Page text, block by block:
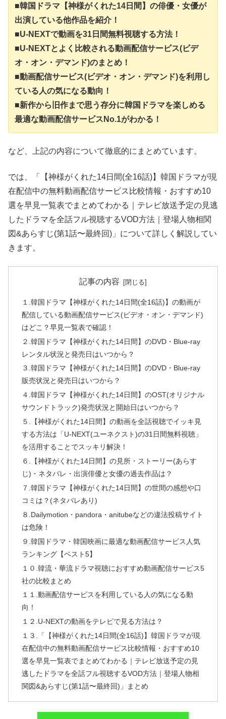
■韓国ドラマ【神様がくれた14日間】の俳優・女優が
出演している他作品を紹介！
■U-NEXTで動画を31日間無料視聴する方法！
■U-NEXTとよく比較される動画配信サービス(ビデ
オ・オン・デマンド)のまとめ！
■動画配信サービス(ビデオ・オン・デマンド)を利用し
ている人の気になる動向！
■新作から旧作まで思う存分に韓国ドラマを楽しめる
最適な動画配信サービスNo.1がわかる！
など、上記の内容について徹底的にまとめています。
では、「【神様がくれた14日間(全16話)】韓国ドラマが現
在配信中の無料動画配信サービス比較情報・おすすめ10
選を早見一覧表でまとめてわかる｜テレビ放送予定の見逃
したドラマを全話フル視聴するVOD方法｜登場人物相関
図&あらすじ(第1話〜最終回)」について詳しく解説してい
きます。
記事の内容
１.韓国ドラマ【神様がくれた14日間(全16話)】の動画が
配信している動画配信サービス(ビデオ・オン・デマンド)
はどこ？早見一覧表で確認！
２.韓国ドラマ【神様がくれた14日間】のDVD・Blue-ray
レンタル状況と発売日はいつから？
３.韓国ドラマ【神様がくれた14日間】のDVD・Blue-ray
販売状況と発売日はいつから？
４.韓国ドラマ【神様がくれた14日間】のOST(オリジナル
サウンドトラック)発売状況と開始日はいつから？
５.【神様がくれた14日間】の動画を全話視聴でイッキ見
する方法は「U-NEXT(ユーネクスト)の31日間無料視聴」
を活用することでスッキリ解決！
６.【神様がくれた14日間】の見所・ストーリー(あらす
じ)・ネタバレ・出演俳優と女優の過去作品は？
７.韓国ドラマ【神様がくれた14日間】の世間の感想や口
コミは？(ネタバレあり)
８.Dailymotion・pandora・anitubeなどの違法投稿サイト
は危険！
９.韓国ドラマ・韓国映画に最適な動画配信サービス人気
ランキング【ベスト5】
１０.韓流・華流ドラマ視聴におすすめ動画配信サービス5
社の比較まとめ
１１.動画配信サービスを利用している人の気になる動
向！
１２.U-NEXTの動画をテレビで見る方法は？
１３.「【神様がくれた14日間(全16話)】韓国ドラマが現
在配信中の無料動画配信サービス比較情報・おすすめ10
選を早見一覧表でまとめてわかる｜テレビ放送予定の見
逃したドラマを全話フル視聴するVOD方法｜登場人物相
関図&あらすじ(第1話〜最終回)」まとめ